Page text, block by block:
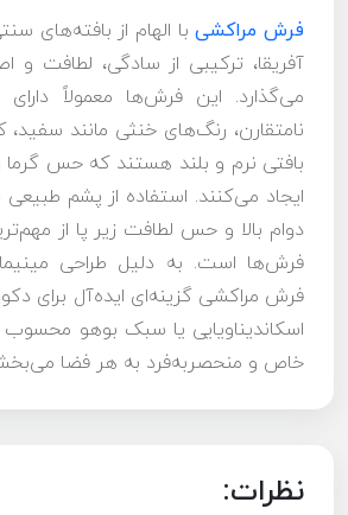
فرش مراکشیبا الهام از بافته‌های
آفریقا، ترکیبی از سادگی، لطافت و
می‌گذارد. این فرش‌ها معمولاً
نامتقارن، رنگ‌های خنثی مانند سفید،
بافتی نرم و بلند هستند که حس گرما
ایجاد می‌کنند. استفاده از پشم طبیعی
دوام بالا و حس لطافت زیر پا از
فرش‌ها است. به دلیل طراحی
فرش مراکشی گزینه‌ای ایده‌آل برای
اسکاندیناویایی یا سبک بوهو
خاص و منحصربه‌فرد به هر فضا
نظرات: